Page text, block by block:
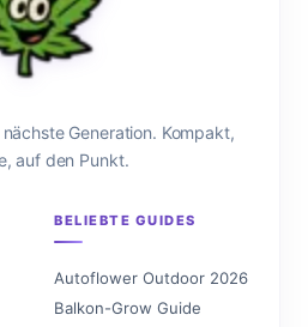
Generation. Kompakt,
auf den Punkt.
BELIEBTE GUIDES
Autoflower Outdoor 2026
Balkon-Grow Guide